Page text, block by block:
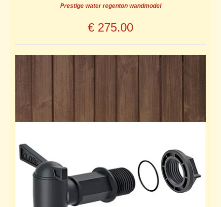
Prestige water regenton wandmodel
€ 275.00